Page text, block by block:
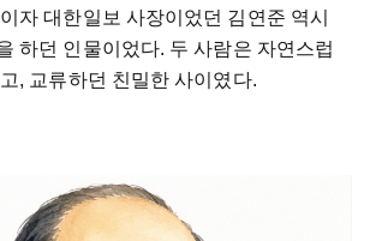
자 대한일보 사장이었던 김연준 역시
하던 인물이었다. 두 사람은 자연스럽
, 교류하던 친밀한 사이였다.